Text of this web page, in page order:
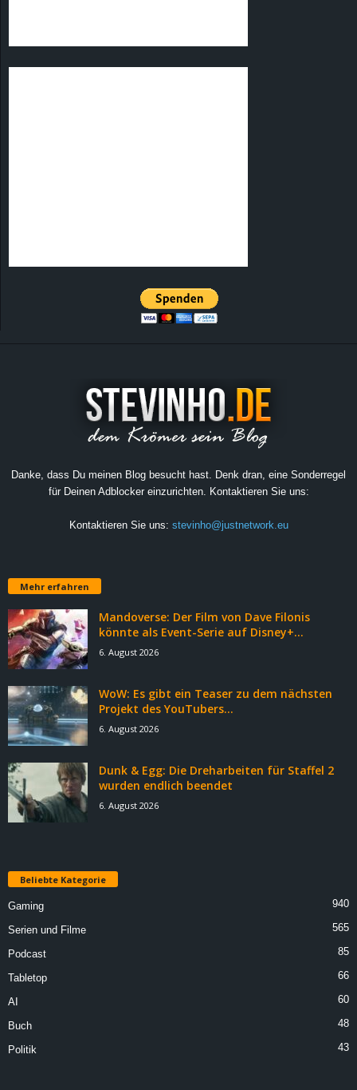
Danke, dass Du meinen Blog besucht hast. Denk dran, eine Sonderregel
für Deinen Adblocker einzurichten. Kontaktieren Sie uns:
Kontaktieren Sie uns: stevinho@justnetwork.eu
Mehr erfahren
Mandoverse: Der Film von Dave Filonis
könnte als Event-Serie auf Disney+...
6. August 2026
WoW: Es gibt ein Teaser zu dem nächsten
Projekt des YouTubers...
6. August 2026
Dunk & Egg: Die Dreharbeiten für Staffel 2
wurden endlich beendet
6. August 2026
Beliebte Kategorie
Gaming 940
Serien und Filme 565
Podcast 85
Tabletop 66
AI 60
Buch 48
Politik 43